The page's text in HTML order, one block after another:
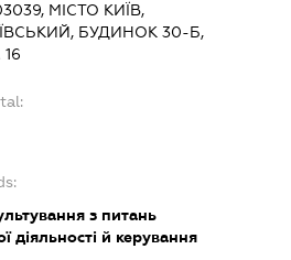
МІСТО КИЇВ,
БУДИНОК 30-Б,
з питань
діяльності й керування